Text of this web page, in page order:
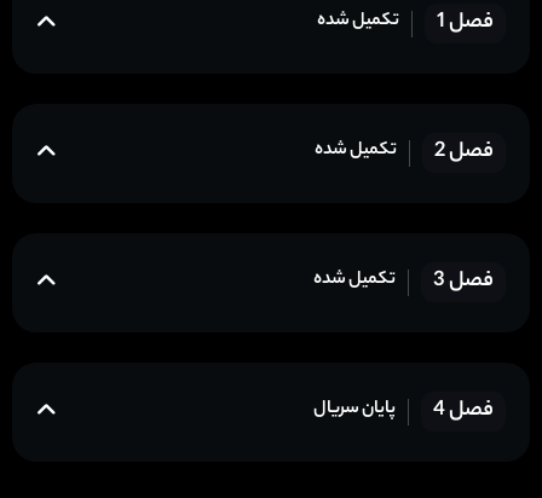
فصل 1 تکمیل شده
فصل 2 تکمیل شده
فصل 3 تکمیل شده
فصل 4 پایان سریال